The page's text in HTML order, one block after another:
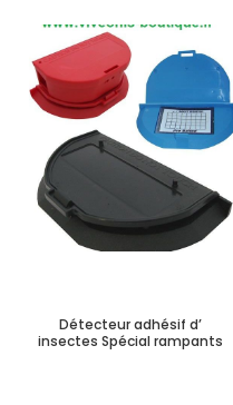
Détecteur adhésif d’
insectes Spécial rampants